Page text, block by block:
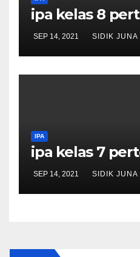
ipa kelas 8
SEP 14, 2021 SIDIK JUNA
IPA
ipa kelas 7
SEP 14, 2021 SIDIK JUNA